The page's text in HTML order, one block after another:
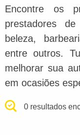
Encontre os
prestadores
beleza,
entre outros.
melhorar sua
em ocasiões
0 resultados